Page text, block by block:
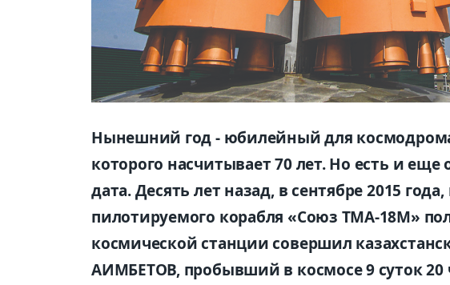
Нынешний год - юбилейный для
которого насчитывает 70 лет. Но есть и еще
дата. Десять лет назад, в сентябре 2015
пилотируемого корабля «Союз ТМА-18М»
космической станции совершил
АИМБЕТОВ, пробывший в космосе 9 суток 20